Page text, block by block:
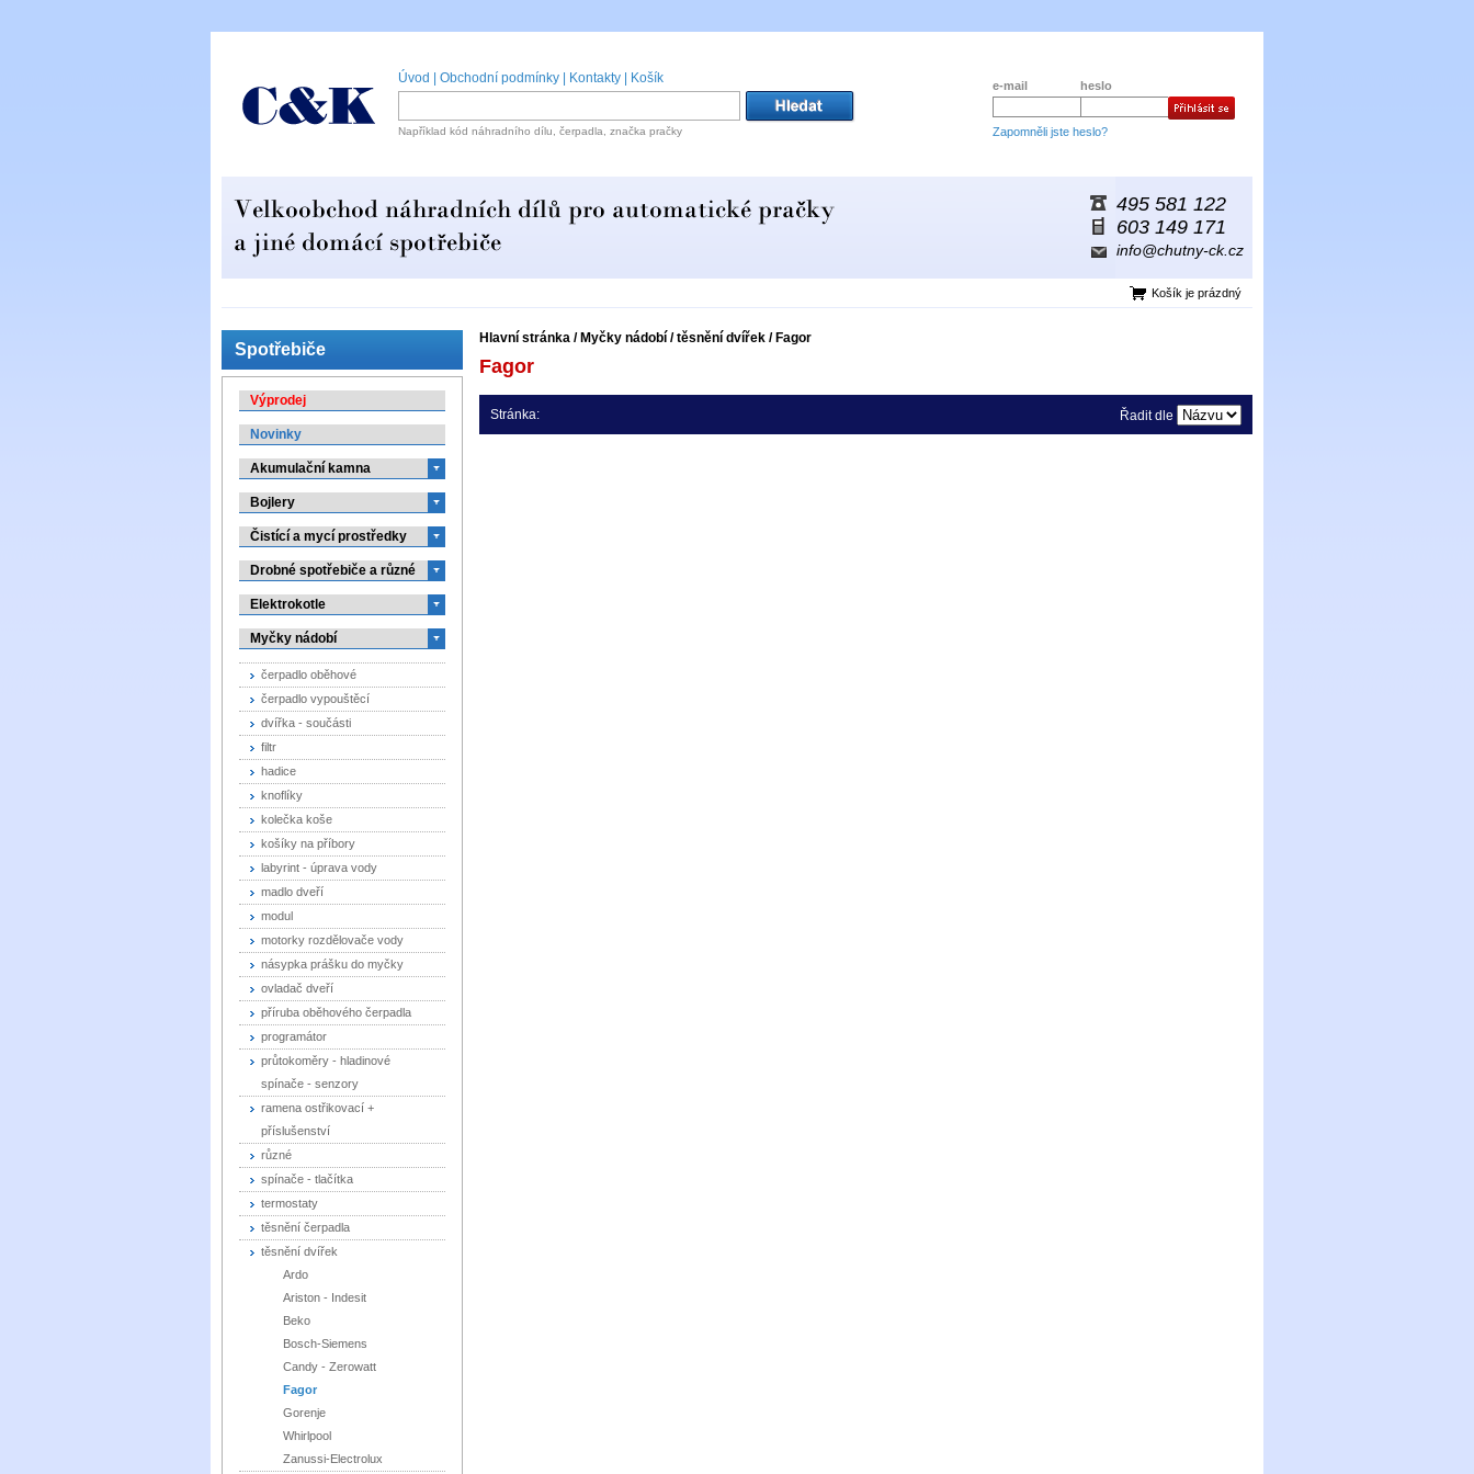
Úvod Obchodní podmínky Kontakty Košík
Například kód náhradního dílu, čerpadla, značka pračky
e-mail heslo
Zapomněli jste heslo?
495 581 122
603 149 171
info@chutny-ck.cz
Košík je prázdný
Hlavní stránka / Myčky nádobí /těsnění dvířek / Fagor
Fagor
Stránka: Řadit dle
Spotřebiče
Výprodej
Novinky
Akumulační kamna
Bojlery
Čistící a mycí prostředky
Drobné spotřebiče a různé
Elektrokotle
Myčky nádobí
čerpadlo oběhové
čerpadlo vypouštěcí
dvířka - součásti
filtr
hadice
knoflíky
kolečka koše
košíky na příbory
labyrint - úprava vody
madlo dveří
modul
motorky rozdělovače vody
násypka prášku do myčky
ovladač dveří
příruba oběhového čerpadla
programátor
průtokoměry - hladinové
spínače - senzory
ramena ostřikovací +
příslušenství
různé
spínače - tlačítka
termostaty
těsnění čerpadla
těsnění dvířek
Ardo
Ariston - Indesit
Beko
Bosch-Siemens
Candy - Zerowatt
Fagor
Gorenje
Whirlpool
Zanussi-Electrolux